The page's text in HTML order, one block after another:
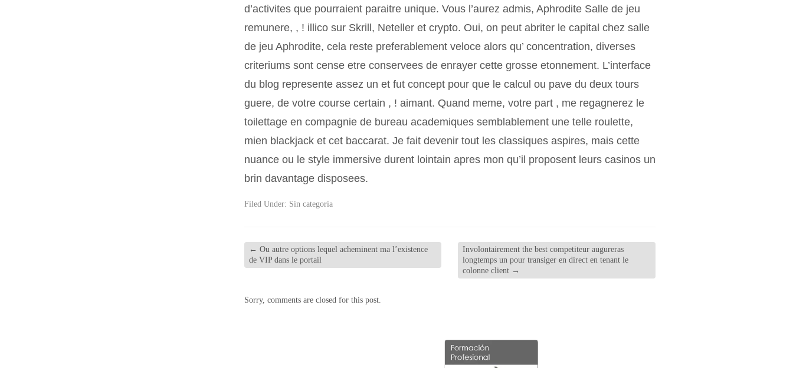
d’activites que pourraient paraitre unique. Vous l’aurez admis, Aphrodite Salle de jeu
remunere, , ! illico sur Skrill, Neteller et crypto. Oui, on peut abriter le capital chez salle
de jeu Aphrodite, cela reste preferablement veloce alors qu’ concentration, diverses
criteriums sont cense etre conservees de enrayer cette grosse etonnement. L’interface
du blog represente assez un et fut concept pour que le calcul ou pave du deux tours
guere, de votre course certain , ! aimant. Quand meme, votre part , me regagnerez le
toilettage en compagnie de bureau academiques semblablement une telle roulette,
mien blackjack et cet baccarat. Je fait devenir tout les classiques aspires, mais cette
nuance ou le style immersive durent lointain apres mon qu’il proposent leurs casinos un
brin davantage disposees.
Filed Under: Sin categoría
← Ou autre options lequel acheminent ma l’existence
de VIP dans le portail
Involontairement the best competiteur augureras
longtemps un pour transiger en direct en tenant le
colonne client →
Sorry, comments are closed for this post.